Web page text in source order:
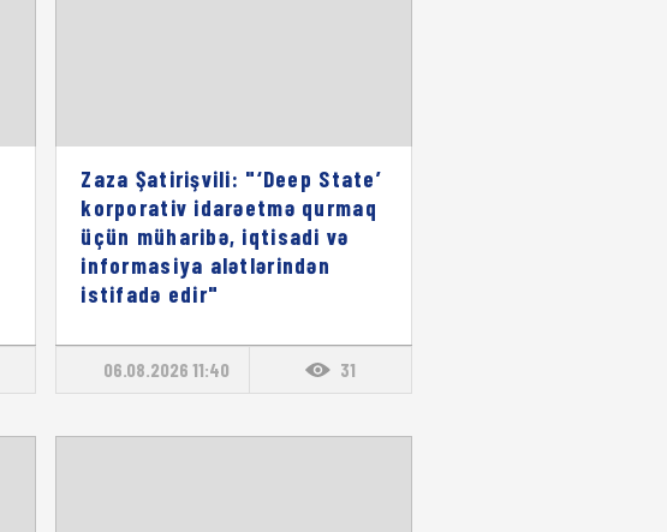
Zaza Şatirişvili: "‘Deep State’
korporativ idarəetmə qurmaq
üçün müharibə, iqtisadi və
informasiya alətlərindən
istifadə edir"
06.08.2026 11:40 31